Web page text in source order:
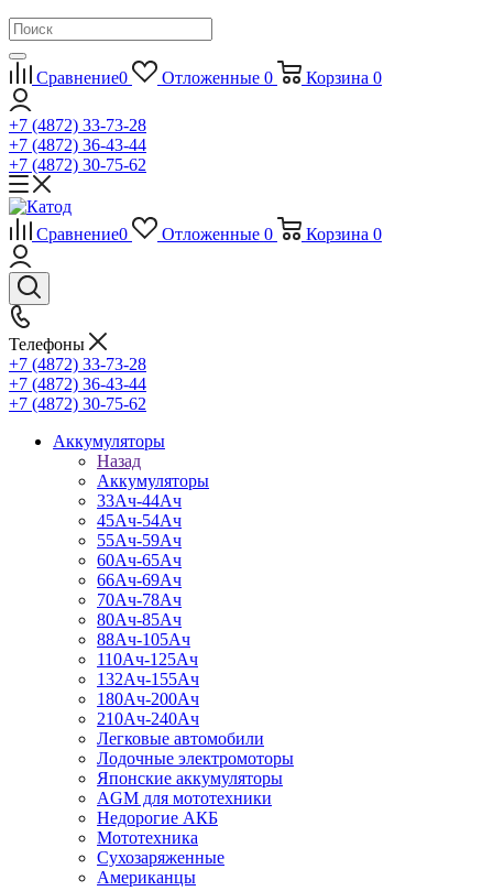
Сравнение0 Отложенные 0 Корзина 0
+7 (4872) 33-73-28
+7 (4872) 36-43-44
+7 (4872) 30-75-62
Сравнение0 Отложенные 0 Корзина 0
Телефоны
+7 (4872) 33-73-28
+7 (4872) 36-43-44
+7 (4872) 30-75-62
Аккумуляторы
Назад
Аккумуляторы
33Ач-44Ач
45Ач-54Ач
55Ач-59Ач
60Ач-65Ач
66Ач-69Ач
70Ач-78Ач
80Ач-85Ач
88Ач-105Ач
110Ач-125Ач
132Ач-155Ач
180Ач-200Ач
210Ач-240Ач
Легковые автомобили
Лодочные электромоторы
Японские аккумуляторы
AGM для мототехники
Недорогие АКБ
Мототехника
Сухозаряженные
Американцы